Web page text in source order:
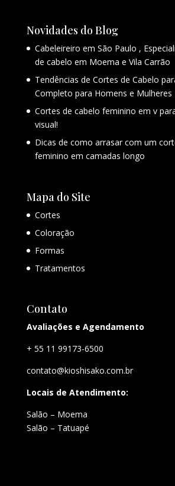
Novidades do Blog
Cabeleireiro em São Paulo ,
de cabelo em Moema e Vila Carrão
Tendências de Cortes de Cabelo
Completo para Homens e Mulheres
Cortes de cabelo feminino em v
visual!
Dicas de como arrasar com um
feminino em camadas longo
Mapa do Site
Cortes
Coloração
Formas
Tratamentos
Contato
Avaliações e Agendamento
+ 55 11 99173-6500
contato@kioshisako.com.br
Locais de Atendimento:
Salão – Moema
Salão – Tatuapé